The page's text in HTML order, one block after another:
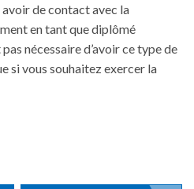
de contact avec la
en tant que diplômé
nécessaire d’avoir ce type de
si vous souhaitez exercer la